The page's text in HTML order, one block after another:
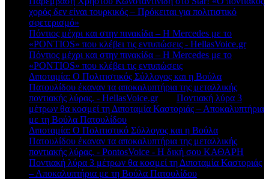
χορός δεν είναι τουρκικός – Πρόκειται για πολιτιστικό
σφετερισμό»
Πόντιος μέχρι και στην πινακίδα – Η Mercedes με το
«PONTIOS» που κλέβει τις εντυπώσεις - HellasVoice.grστο
Πόντιος μέχρι και στην πινακίδα – Η Mercedes με το
«PONTIOS» που κλέβει τις εντυπώσεις
Διποταμία: Ο Πολιτιστικός Σύλλογος και η Βούλα
Πατουλίδου έκαναν τα αποκαλυπτήρια της μεταλλικής
ποντιακής λύρας. - HellasVoice.grστο Ποντιακή λύρα 3
μέτρων θα κοσμεί τη Διποταμία Καστοριάς – Αποκαλυπτήρια
με τη Βούλα Πατουλίδου
Διποταμία: Ο Πολιτιστικό Σύλλογος και η Βούλα
Πατουλίδου έκαναν τα αποκαλυπτήρια της μεταλλικής
ποντιακής λύρας. - PontosVoice - H δική σου ΚΑΘΑΡΗ
Ποντιακή λύρα 3 μέτρων θα κοσμεί τη Διποταμία Καστοριάς
– Αποκαλυπτήρια με τη Βούλα Πατουλίδου